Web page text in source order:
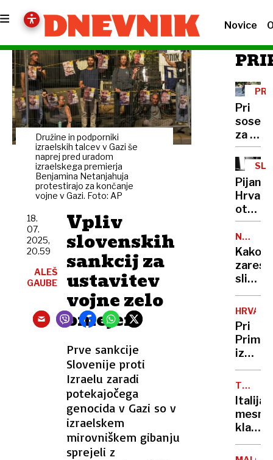
Novice
Družine in podporniki
izraelskih talcev v Gazi še
naprej pred uradom
izraelskega premierja
Benjamina Netanjahuja
protestirajo za končanje
vojne v Gazi. Foto: AP
Vpliv
slovenskih
sankcij za
ustavitev
vojne zelo
omejen
Prve sankcije
Slovenije proti
Izraelu zaradi
potekajočega
genocida v Gazi so v
izraelskem
mirovniškem gibanju
sprejeli z
18.
07.
2025,
20.59
ALEŠ
GAUBE
Pri
za e-
skiroje
uvajajo
tablice
in
čelado
vse
Pijana
otroke
in
jim
grozila
s
idiot!«
3.
DEL
Kako
zares
slišati
v
dobi
Pri
iz
morja
izvlekli
truplo
S
TUNINO
mesna
klasika
s